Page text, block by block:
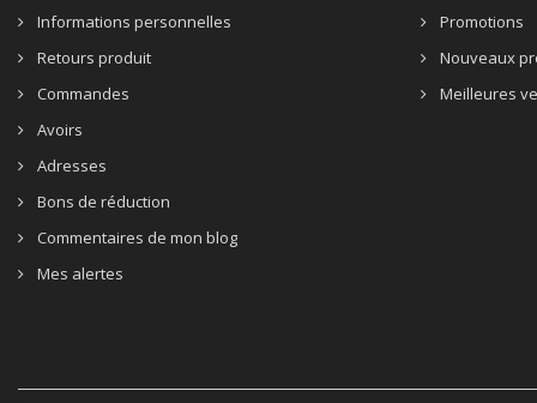
Informations personnelles
Retours produit
Commandes
Avoirs
Adresses
Bons de réduction
Commentaires de mon blog
Mes alertes
Promotions
Nouveaux
Meilleures